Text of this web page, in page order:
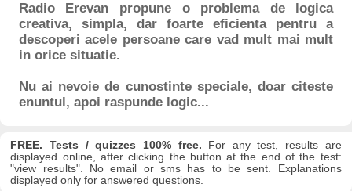
Radio Erevan propune o problema de logica
creativa, simpla, dar foarte eficienta pentru a
descoperi acele persoane care vad mult mai mult
in orice situatie.
Nu ai nevoie de cunostinte speciale, doar citeste
enuntul, apoi raspunde logic...
FREE. Tests / quizzes 100% free. For any test, results are
displayed online, after clicking the button at the end of the test:
"view results". No email or sms has to be sent. Explanations
displayed only for answered questions.